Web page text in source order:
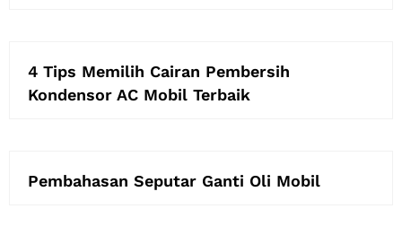
4 Tips Memilih Cairan Pembersih
Kondensor AC Mobil Terbaik
Pembahasan Seputar Ganti Oli Mobil